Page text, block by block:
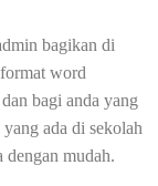
bagikan di
word
bagi anda yang
ada di sekolah
dengan mudah.